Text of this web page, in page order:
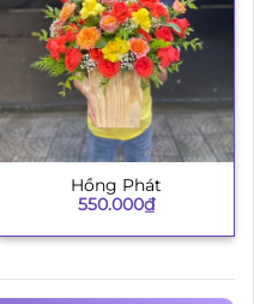
Hồng Phát
550.000₫